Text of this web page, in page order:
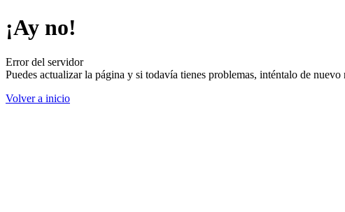
¡Ay no!
Error del servidor
Puedes actualizar la página y si todavía tienes problemas, inténtalo de
Volver a inicio